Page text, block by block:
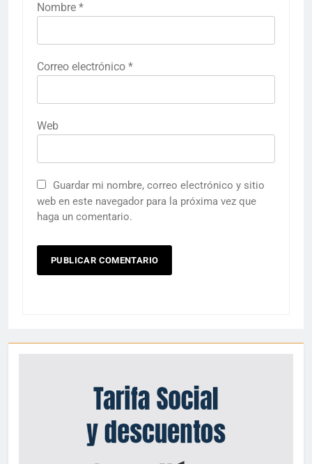
Nombre *
Correo electrónico *
Web
Guardar mi nombre, correo electrónico y sitio
web en este navegador para la próxima vez que
haga un comentario.